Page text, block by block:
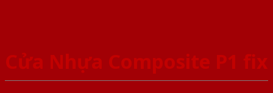
Cửa Nhựa Composite P1 fix